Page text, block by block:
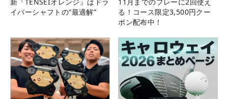
新『TENSEIオレンジ』はドラ
イバーシャフトの“最適解”
11月までのプレーに2回使え
る！コース限定3,500円クー
ポン配布中！